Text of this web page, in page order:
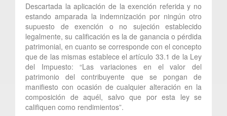
Descartada la aplicación de la exención referida y no
estando amparada la indemnización por ningún otro
supuesto de exención o no sujeción establecido
legalmente, su calificación es la de ganancia o pérdida
patrimonial, en cuanto se corresponde con el concepto
que de las mismas establece el artículo 33.1 de la Ley
del Impuesto: “Las variaciones en el valor del
patrimonio del contribuyente que se pongan de
manifiesto con ocasión de cualquier alteración en la
composición de aquél, salvo que por esta ley se
califiquen como rendimientos”.